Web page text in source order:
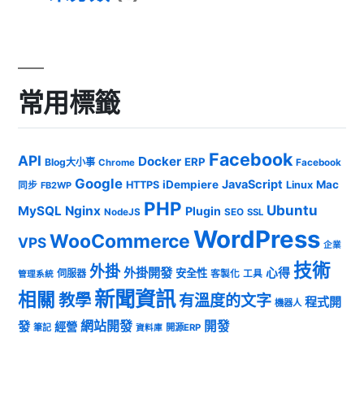
常用標籤
API Blog大小事 Chrome Docker ERP Facebook Facebook
同步 FB2WP Google HTTPS iDempiere JavaScript Linux Mac
MySQL Nginx NodeJS PHP Plugin SEO SSL Ubuntu
VPSWooCommerceWordPress 企業
管理系統 伺服器 外掛 外掛開發 安全性 客製化 工具 心得 技術
相關 教學 新聞資訊有溫度的文字 機器人 程式開
發 筆記 經營 網站開發 資料庫 開源ERP 開發